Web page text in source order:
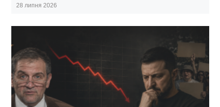
28 липня 2026